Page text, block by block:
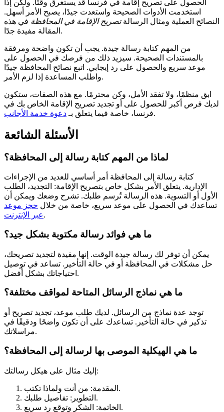
الحصول على تصريح إقامة في فرنسا قد يستغرق وقتًا. ولكن إذا
استخدمت الأدوات الصحيحة واستعدت جيدًا، يصبح الأمر أسهل.
النصائح العملية ومثال الرسالةتصريح الإقامة في المحافظة في هذه
المقالة مفيدة جدًا.
من المهم كتابة رسالة جيدة. يجب أن تكون واضحة ومرفقة
بالمستندات الصحيحة. سيزيد ذلك من فرصك في الحصول على
موعد سريع والحصول على رد إيجابي. اتبع نصائح المحافظة جيدًا
واطلب المساعدة إذا لزم الأمر.
ابق منظمًا، ولا تفقد الأمل، وكن محترمًا. مع هذه الصفات، ستكون
لديك فرص أكبر للحصول على أو تجديد تصريح الإقامة الخاص بك في
فرنسا، خاصة فيما يتعلق بـ دعوة خدمة الأجانب .
الأسئلة الشائعة
لماذا من المهم كتابة رسالة إلى المحافظة؟
كتابة رسالة إلى المحافظة أمر أساسي للعديد من الإجراءات
الإدارية. يتعلق الأمر بشكل خاص بتصريح الإقامة: التجديد، الطلب
الأول أو التسوية. هذه الرسالة تُرسم طلبك. تشرح وضعك ويمكن أن
تساعدك في الحصول على موعد سريع، خاصة من خلال حجز موعد
عبر الإنترنت.
ما هي فوائد رسالة مكتوبة بشكل جيد؟
يمكن أن توفر لك رسالة جيدة الوقت. إنها مفيدة لتجديد تصريحك،
حل مشكلات في المحافظة أو في حالة التأخير. تساعد في توصيل
احتياجاتك بشكل أفضل.
ما هي نماذج الرسائل المتاحة لمواقف مختلفة؟
توجد عدة نماذج من الرسائل. لديك طلب موعد، تجديد تصريح أو
تذكير في حالة التأخير. تساعدك على أن تكون واضحًا ودقيقًا في
مراسلاتك.
ما هي الهيكلية الموصى بها لرسالة إلى المحافظة؟
إليك مثال على هيكل رسالتك:
المقدمة: من أنت ولماذا تكتب.
التطوير: تفاصيل طلبك.
الخاتمة: الشكر وتوقع رد سريع.